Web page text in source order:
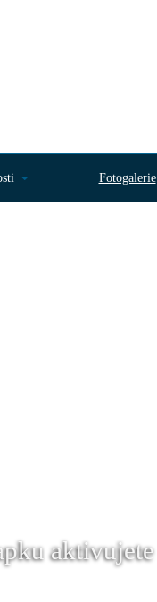
Fotogalerie
aktivujete